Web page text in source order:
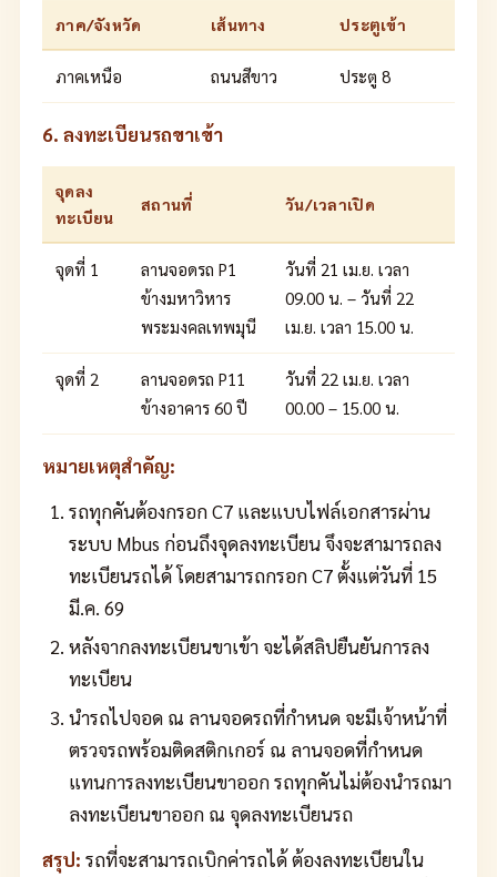
ภาค/จังหวัด เส้นทาง ประตูเข้า
ภาคเหนือ ถนนสีขาว ประตู 8
6. ลงทะเบียนรถขาเข้า
จุดลง
ทะเบียน
สถานที่ วัน/เวลาเปิด
จุดที่ 1
ลานจอดรถ P1
ข้างมหาวิหาร
พระมงคลเทพมุนี
วันที่ 21 เม.ย. เวลา
09.00 น. – วันที่ 22
เม.ย. เวลา 15.00 น.
จุดที่ 2
ลานจอดรถ P11
ข้างอาคาร 60 ปี
วันที่ 22 เม.ย. เวลา
00.00 – 15.00 น.
หมายเหตุสำคัญ:
รถทุกคันต้องกรอก C7 และแบบไฟล์เอกสารผ่าน
ระบบ Mbus ก่อนถึงจุดลงทะเบียน จึงจะสามารถลง
ทะเบียนรถได้ โดยสามารถกรอก C7 ตั้งแต่วันที่ 15
มี.ค. 69
หลังจากลงทะเบียนขาเข้า จะได้สลิปยืนยันการลง
ทะเบียน
นำรถไปจอด ณ ลานจอดรถที่กำหนด จะมีเจ้าหน้าที่
ตรวจรถพร้อมติดสติกเกอร์ ณ ลานจอดที่กำหนด
แทนการลงทะเบียนขาออก รถทุกคันไม่ต้องนำรถมา
ลงทะเบียนขาออก ณ จุดลงทะเบียนรถ
สรุป: รถที่จะสามารถเบิกค่ารถได้ ต้องลงทะเบียนใน